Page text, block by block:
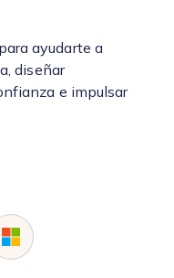
ayudarte a
diseñar
e impulsar